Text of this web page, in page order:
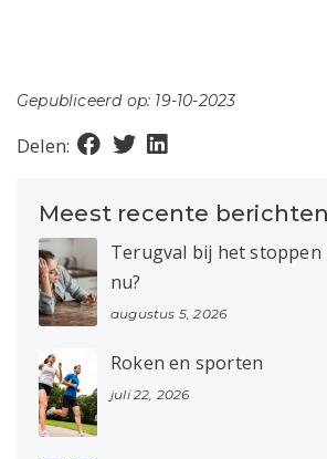
Gepubliceerd op: 19-10-2023
Delen:
Meest recente berichten
Terugval bij het stoppen
nu?
augustus 5, 2026
Roken en sporten
juli 22, 2026